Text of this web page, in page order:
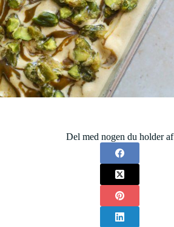
Del med nogen du holder af